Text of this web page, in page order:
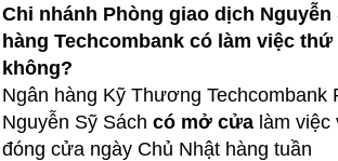
Chi nhánh Phòng giao dịch Nguyễn
hàng Techcombank có làm việc thứ
không?
Ngân hàng Kỹ Thương Techcombank
Nguyễn Sỹ Sáchcó mở cửa làm
đóng cửa ngày Chủ Nhật hàng tuần